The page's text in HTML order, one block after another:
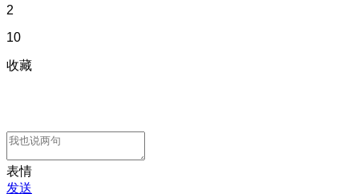
2
10
收藏
表情
发送